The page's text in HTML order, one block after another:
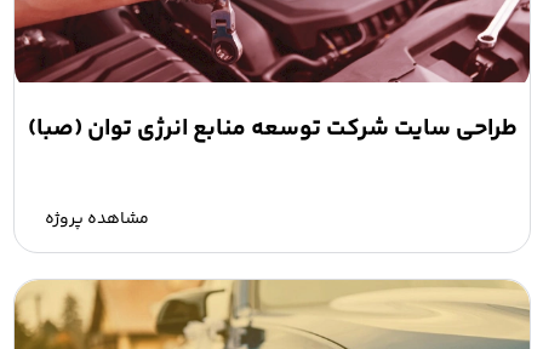
طراحی سایت شرکت توسعه منابع انرژی توان (صبا)
مشاهده پروژه